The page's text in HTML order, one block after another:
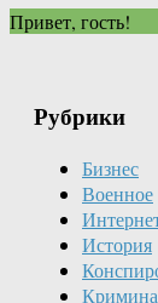
Привет, гость!
Рубрики
Бизнес
Военное
История